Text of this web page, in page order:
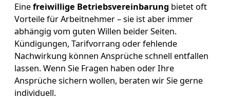
Einefreiwillige Betriebsvereinbarung bietet oft
Vorteile für Arbeitnehmer – sie ist aber immer
abhängig vom guten Willen beider Seiten.
Kündigungen, Tarifvorrang oder fehlende
Nachwirkung können Ansprüche schnell entfallen
lassen. Wenn Sie Fragen haben oder Ihre
Ansprüche sichern wollen, beraten wir Sie gerne
individuell.